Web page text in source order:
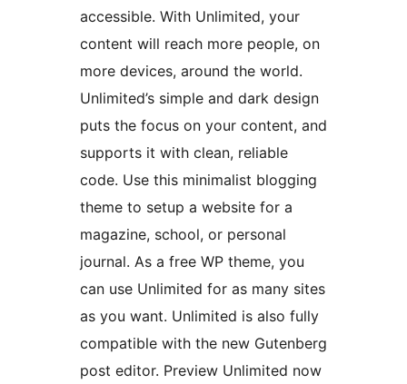
accessible. With Unlimited, your
content will reach more people, on
more devices, around the world.
Unlimited’s simple and dark design
puts the focus on your content, and
supports it with clean, reliable
code. Use this minimalist blogging
theme to setup a website for a
magazine, school, or personal
journal. As a free WP theme, you
can use Unlimited for as many sites
as you want. Unlimited is also fully
compatible with the new Gutenberg
post editor. Preview Unlimited now